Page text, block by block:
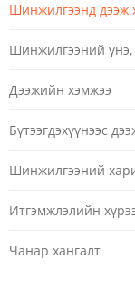
Шинжилгээнд дээж
Шинжилгээний
Дээжийн хэмжээ
Бүтээгдэхүүнээс
Шинжилгээний
Итгэмжлэлийн
Чанар хангалт